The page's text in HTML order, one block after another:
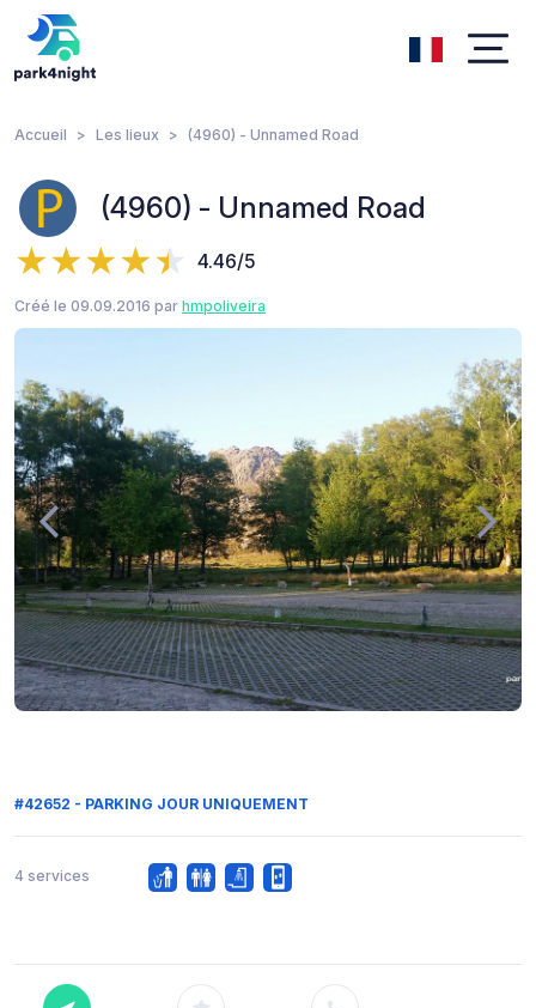
Accueil Les lieux (4960) - Unnamed Road
(4960) - Unnamed Road
4.46/5
Créé le 09.09.2016 par hmpoliveira
#42652 - PARKING JOUR UNIQUEMENT
4 services